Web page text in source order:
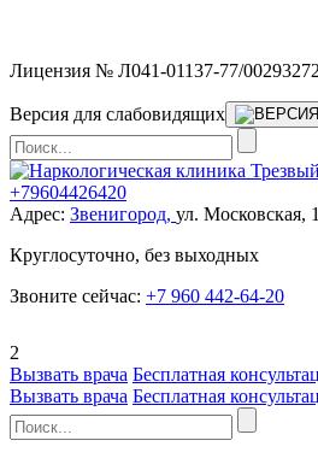
Лицензия № Л041-01137-77/00293272
Версия для слабовидящих
+79604426420
Адрес: Звенигород, ул. Московская,
Круглосуточно, без выходных
Звоните сейчас: +7 960 442-64-20
2
Вызвать врача Бесплатная
Вызвать врача Бесплатная